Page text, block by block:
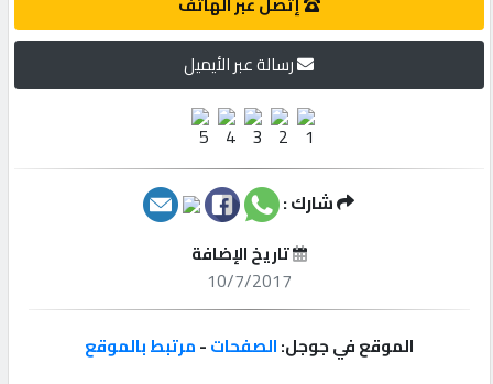
مميزة
إبحث
إعلانات
رسالة عبر الأيميل
شارك :
تاريخ الإضافة
10/7/2017
الموقع في جوجل:الصفحات-مرتبط بالموقع